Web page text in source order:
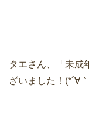
タエさん、「未成
ざいました！(*´∀